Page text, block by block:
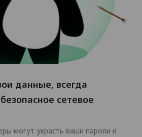
данные, всегда
сетевое
могут украсть ваши пароли и